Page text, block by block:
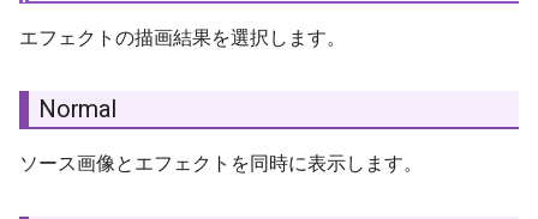
Boundary Bias
エフェクトの描画結果を選択します。
Normal
ソース画像とエフェクトを同時に表示します。